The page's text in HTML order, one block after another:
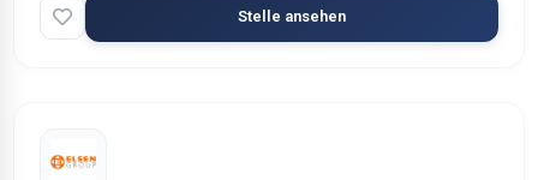
Stelle ansehen